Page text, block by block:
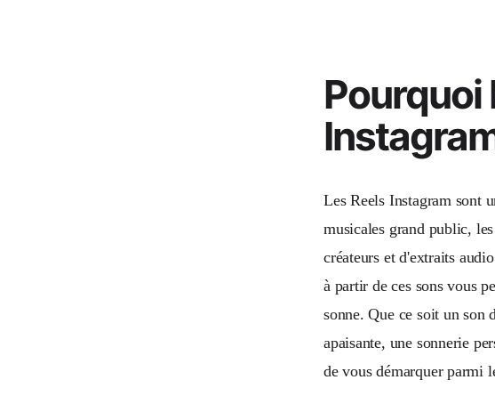
Pourquoi
Les Reels Instagram sont
musicales grand public,
créateurs et d'extraits
à partir de ces sons vous
sonne. Que ce soit un son
apaisante, une sonnerie
de vous démarquer parmi